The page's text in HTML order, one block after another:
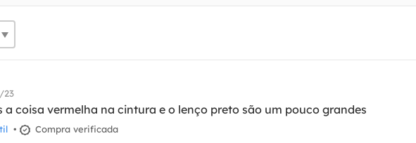
23
a coisa vermelha na cintura e o lenço preto são um pouco grandes
• Compra verificada